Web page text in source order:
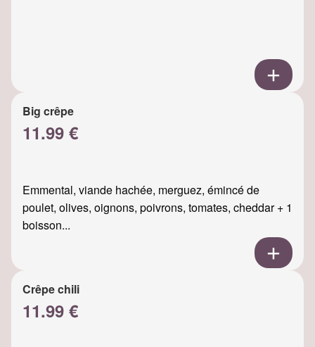
Big crêpe
11.99 €
Emmental, viande hachée, merguez, émincé de
poulet, olives, oignons, poivrons, tomates, cheddar + 1
boisson...
Crêpe chili
11.99 €